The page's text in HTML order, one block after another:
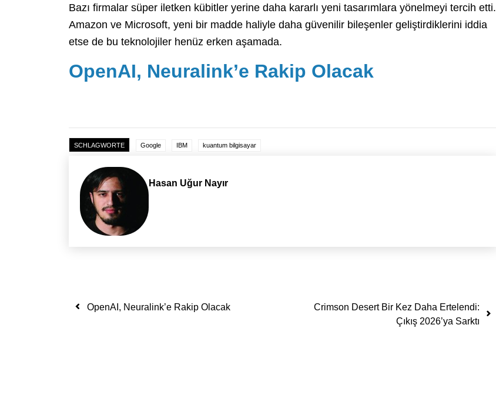
Bazı firmalar süper iletken kübitler yerine daha kararlı yeni tasarımlara yönelmeyi tercih etti.
Amazon ve Microsoft, yeni bir madde haliyle daha güvenilir bileşenler geliştirdiklerini iddia
etse de bu teknolojiler henüz erken aşamada.
OpenAI, Neuralink’e Rakip Olacak
SCHLAGWORTE Google IBM kuantum bilgisayar
Hasan Uğur Nayır
Yazı dolaşımı
OpenAI, Neuralink’e Rakip Olacak
Crimson Desert Bir Kez Daha Ertelendi:
Çıkış 2026’ya Sarktı